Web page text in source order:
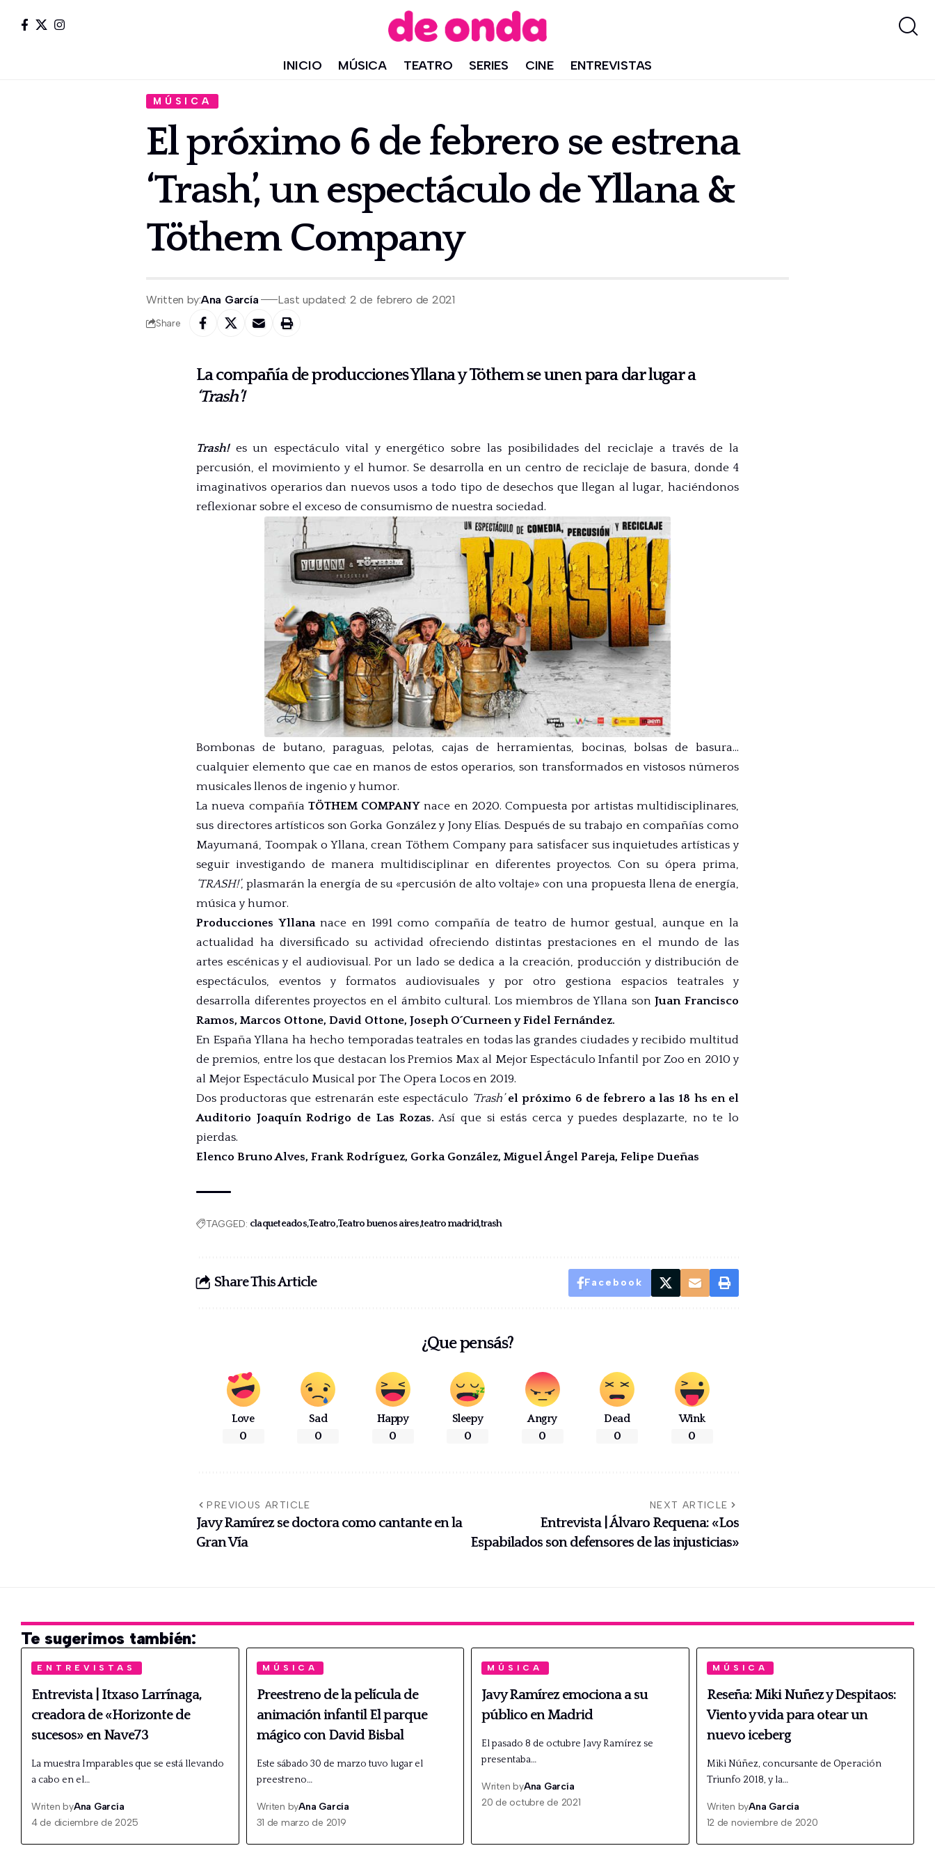
INICIO MÚSICA TEATRO SERIES CINE ENTREVISTAS
MÚSICA
El próximo 6 de febrero se estrena
‘Trash’, un espectáculo de Yllana &
Töthem Company
Written by:Ana García Last updated: 2 de febrero de 2021
Share
La compañía de producciones Yllana y Töthem se unen para dar lugar a
‘Trash’!
Trash!es un espectáculo vital y energético sobre las posibilidades del reciclaje a través de la
percusión, el movimiento y el humor. Se desarrolla en un centro de reciclaje de basura, donde 4
imaginativos operarios dan nuevos usos a todo tipo de desechos que llegan al lugar, haciéndonos
reflexionar sobre el exceso de consumismo de nuestra sociedad.
Bombonas de butano, paraguas, pelotas, cajas de herramientas, bocinas, bolsas de basura…
cualquier elemento que cae en manos de estos operarios, son transformados en vistosos números
musicales llenos de ingenio y humor.
La nueva compañía TÖTHEM COMPANY nace en 2020. Compuesta por artistas multidisciplinares,
sus directores artísticos son Gorka González y Jony Elías. Después de su trabajo en compañías como
Mayumaná, Toompak o Yllana, crean Töthem Company para satisfacer sus inquietudes artísticas y
seguir investigando de manera multidisciplinar en diferentes proyectos. Con su ópera prima,
‘TRASH!’, plasmarán la energía de su «percusión de alto voltaje» con una propuesta llena de energía,
música y humor.
Producciones Yllana nace en 1991 como compañía de teatro de humor gestual, aunque en la
actualidad ha diversificado su actividad ofreciendo distintas prestaciones en el mundo de las
artes escénicas y el audiovisual. Por un lado se dedica a la creación, producción y distribución de
espectáculos, eventos y formatos audiovisuales y por otro gestiona espacios teatrales y
desarrolla diferentes proyectos en el ámbito cultural. Los miembros de Yllana sonJuan Francisco
Ramos, Marcos Ottone, David Ottone, Joseph O´Curneen y Fidel Fernández.
En España Yllana ha hecho temporadas teatrales en todas las grandes ciudades y recibido multitud
de premios, entre los que destacan los Premios Max al Mejor Espectáculo Infantil por Zoo en 2010 y
al Mejor Espectáculo Musical por The Opera Locos en 2019.
Dos productoras que estrenarán este espectáculo ‘Trash’ el próximo 6 de febrero a las 18 hs en el
Auditorio Joaquín Rodrigo de Las Rozas. Así que si estás cerca y puedes desplazarte, no te lo
pierdas.
Elenco Bruno Alves, Frank Rodríguez, Gorka González, Miguel Ángel Pareja, Felipe Dueñas
TAGGED: claqueteadosTeatroTeatro buenos airesteatro madridtrash
Share This Article Facebook
¿Que pensás?
Love
0
Sad
0
Happy
0
Sleepy
0
Angry
0
Dead
0
Wink
0
PREVIOUS ARTICLE
Javy Ramírez se doctora como cantante en la
Gran Vía
NEXT ARTICLE
Entrevista | Álvaro Requena: «Los
Espabilados son defensores de las injusticias»
Te sugerimos también:
ENTREVISTAS
Entrevista | Itxaso Larrínaga,
creadora de «Horizonte de
sucesos» en Nave73
La muestra Imparables que se está llevando
a cabo en el…
Writen byAna García
4 de diciembre de 2025
MÚSICA
Preestreno de la película de
animación infantil El parque
mágico con David Bisbal
Este sábado 30 de marzo tuvo lugar el
preestreno…
Writen byAna García
31 de marzo de 2019
MÚSICA
Javy Ramírez emociona a su
público en Madrid
El pasado 8 de octubre Javy Ramírez se
presentaba…
Writen byAna García
20 de octubre de 2021
MÚSICA
Reseña: Miki Nuñez y Despitaos:
Viento y vida para otear un
nuevo iceberg
Miki Núñez, concursante de Operación
Triunfo 2018, y la…
Writen byAna García
12 de noviembre de 2020